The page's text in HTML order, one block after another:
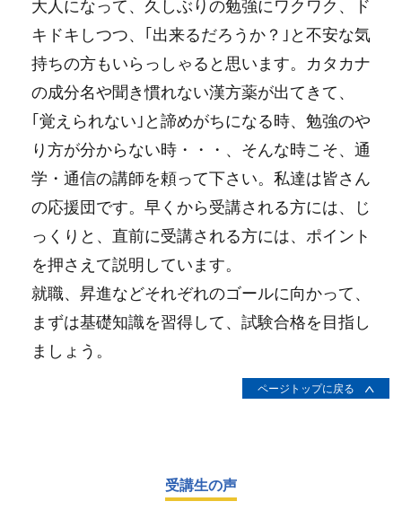
大人になって、久しぶりの勉強にワクワク、ド
キドキしつつ、｢出来るだろうか？｣と不安な気
持ちの方もいらっしゃると思います。カタカナ
の成分名や聞き慣れない漢方薬が出てきて、
｢覚えられない｣と諦めがちになる時、勉強のや
り方が分からない時・・・、そんな時こそ、通
学・通信の講師を頼って下さい。私達は皆さん
の応援団です。早くから受講される方には、じ
っくりと、直前に受講される方には、ポイント
を押さえて説明しています。
就職、昇進などそれぞれのゴールに向かって、
まずは基礎知識を習得して、試験合格を目指し
ましょう。
ページトップに戻る
受講生の声